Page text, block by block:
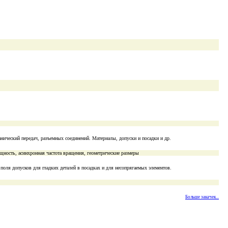
передач, разъемных соединений. Материалы, допуски и посадки и др.
асинхронная частота вращения, геометрические размеры
допусков для гладких деталей в посадках и для несопрягаемых элементов.
Больше закачек...